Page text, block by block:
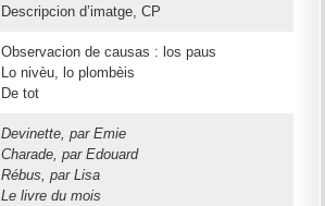
Descripcion d’imatge, CP
Observacion de causas : los paus
Lo nivèu, lo plombèis
De tot
Devinette, par Emie
Charade, par Edouard
Rébus, par Lisa
Le livre du mois